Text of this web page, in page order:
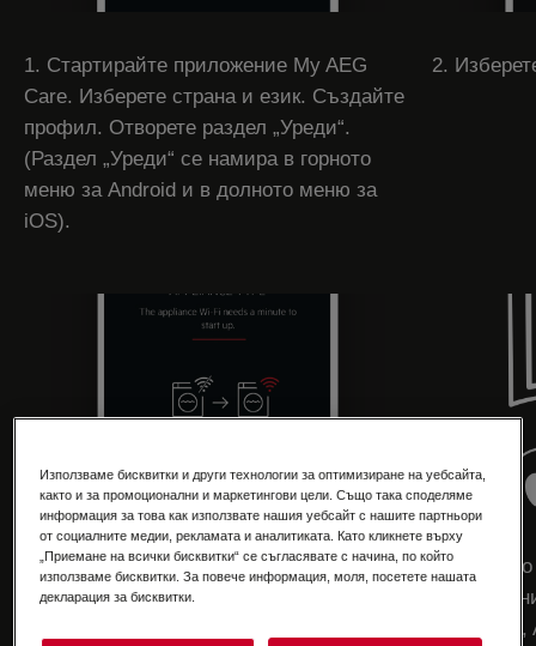
1. Стартирайте приложение My AEG
Care. Изберете страна и език. Създайте
профил. Отворете раздел „Уреди“.
(Раздел „Уреди“ се намира в горното
меню за Android и в долното меню за
iOS).
2.
5. Включете WiFi на уреда. За да
включите WiFi на уреда: Проверете
Apple
Използваме бисквитки и други технологии за оптимизиране на уебсайта,
както и за промоционални и маркетингови цели. Също така споделяме
информация за това как използвате нашия уебсайт с нашите партньори
от социалните медии, рекламата и аналитиката. Като кликнете върху
„Приемане на всички бисквитки“ се съгласявате с начина, по който
използваме бисквитки. За повече информация, моля, посетете нашата
декларация за бисквитки.